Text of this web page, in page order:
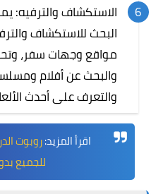
الاستكشاف والترفيه:
البحث للاستكشاف
مواقع وجهات سفر،
والبحث عن أفلام
والتعرف على أحدث
اقرأ المزيد:
للجميع